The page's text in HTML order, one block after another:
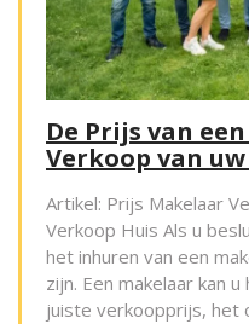
De Prijs van
Verkoop van
Artikel: Prijs Makelaar
Verkoop Huis Als u
het inhuren van een
zijn. Een makelaar kan
juiste verkoopprijs, het